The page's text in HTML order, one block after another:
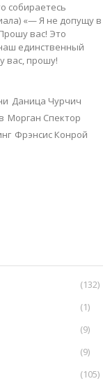
собираетесь
«— Я не допущу в
вас! Это
единственный
вас, прошу!
Даница Чурчич
Морган Спектор
Фрэнсис Конрой
(132)
(1)
(9)
(9)
(105)